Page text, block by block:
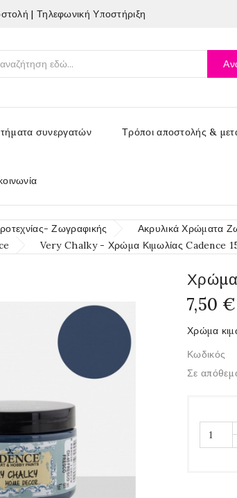
| Τηλεφωνική Υποστήριξη
συνεργατών Τρόποι αποστολής &
Ζωγραφικής
Ακρυλικά Χρώματα
Very Chalky - Χρώμα Κιμωλίας Cadence
Χρώμα
7,50 €
Χρώμα
Κωδικός
Σε